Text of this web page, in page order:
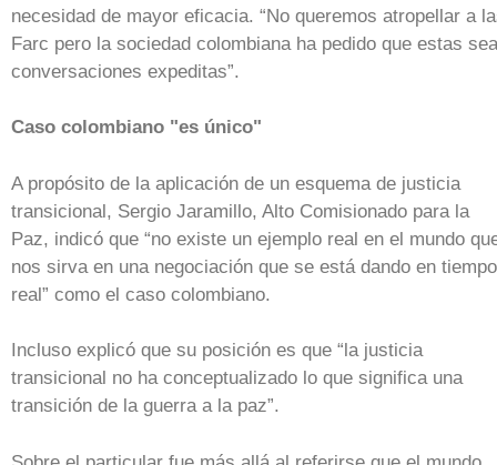
necesidad de mayor eficacia. “No queremos atropellar a
Farc pero la sociedad colombiana ha pedido que estas
conversaciones expeditas”.
Caso colombiano "es único"
A propósito de la aplicación de un esquema de justicia
transicional, Sergio Jaramillo, Alto Comisionado para la
Paz, indicó que “no existe un ejemplo real en el mundo
nos sirva en una negociación que se está dando en tiempo
real” como el caso colombiano.
Incluso explicó que su posición es que “la justicia
transicional no ha conceptualizado lo que significa una
transición de la guerra a la paz”.